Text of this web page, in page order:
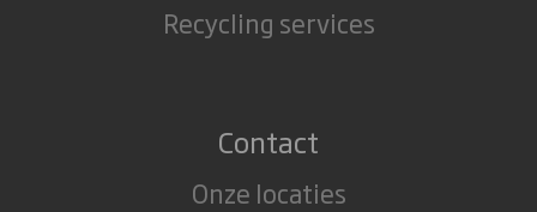
Recycling services
Contact
Onze locaties